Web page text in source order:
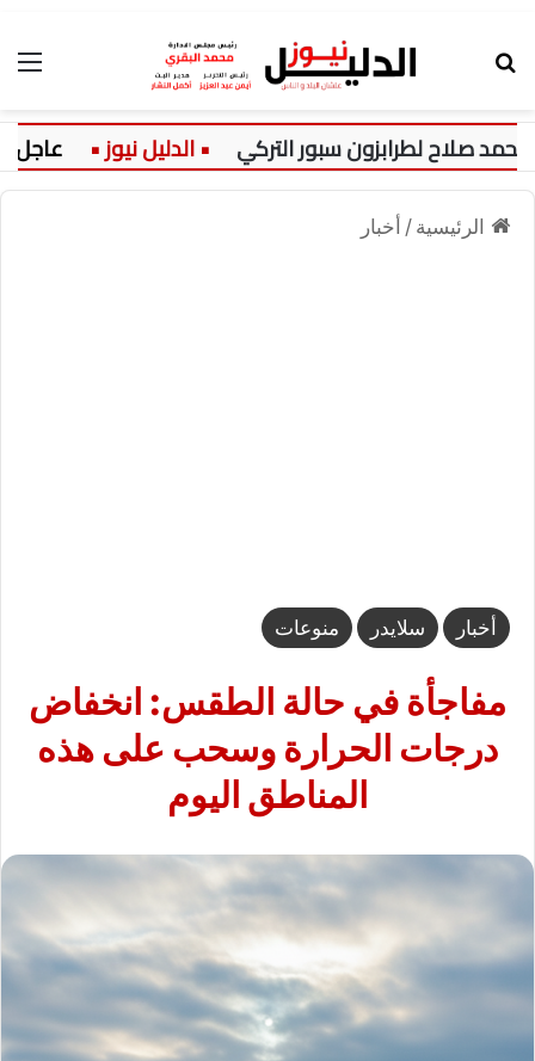
لطرابزون سبور التركي عاجل:
الرئيسية / أخبار
أخبار سلايدر منوعات
مفاجأة في حالة الطقس: انخفاض
درجات الحرارة وسحب على هذه
المناطق اليوم